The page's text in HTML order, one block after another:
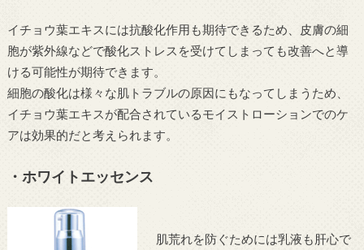
イチョウ葉エキスには抗酸化作用も期待できるため、皮膚の細
胞が紫外線などで酸化ストレスを受けてしまっても改善へと導
ける可能性が期待できます。
細胞の酸化は様々な肌トラブルの原因にもなってしまうため、
イチョウ葉エキスが配合されているモイストローションでのケ
アは効果的だと考えられます。
・ホワイトエッセンス
肌荒れを防ぐためには乳液も肝心で